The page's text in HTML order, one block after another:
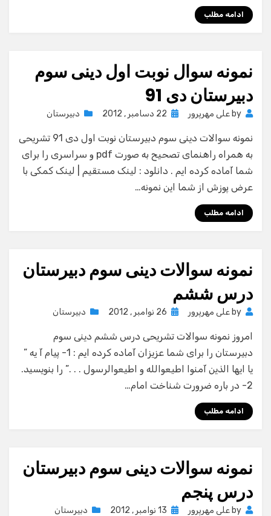
ادامه مطلب
نمونه سوال نوبت اول دینی سوم
دبیرستان دی 91
by علی مهرپرور
Posted
22 دسامبر , 2012 دبیرستان
نمونه سوالات دینی سوم دبیرستان نوبت اول دی 91 تشریحی
به همراه راهنمای تصحیح به صورت pdf و سراسری را برای
شما آماده کرده ایم . دانلود : لینک مستقیم | لینک کمکی با
عرض پوزش از شما این نمونه…
ادامه مطلب
نمونه سوالات دینی سوم دبیرستان
درس ششم
by علی مهرپرور
Posted
26 نوامبر , 2012 دبیرستان
امروز نمونه سوالات تشریحی درس ششم دینی سوم
دبیرستان را برای شما عزیزان آماده کرده ایم : 1- پیام آ یه ”
یا ایها الذین آمنوا اطیعوالله و اطیعوالرسول . . .” را بنویسید.
2- در باره ضرورت شناخت امام…
ادامه مطلب
نمونه سوالات دینی سوم دبیرستان
درس پنجم
by علی مهرپرور
Posted
13 نوامبر , 2012 دبیرستان